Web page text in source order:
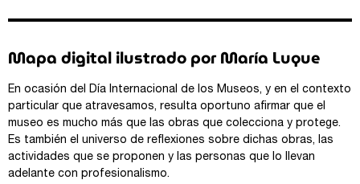
Mapa digital ilustrado por María Luque
En ocasión del Día Internacional de los Museos, y en el contexto
particular que atravesamos, resulta oportuno afirmar que el
museo es mucho más que las obras que colecciona y protege.
Es también el universo de reflexiones sobre dichas obras, las
actividades que se proponen y las personas que lo llevan
adelante con profesionalismo.